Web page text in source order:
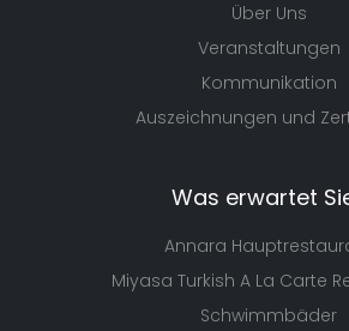
Über Uns
Veranstaltungen
Kommunikation
Auszeichnungen und
Was erwartet
Annara
Miyasa Turkish A La Carte
Schwimmbäder